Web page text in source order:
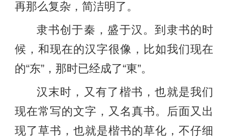
再那么复杂，简洁明了。
隶书创于秦，盛于汉。到隶书的时
候，和现在的汉字很像，比如我们现在
的“东”，那时已经成了“東”。
汉末时，又有了楷书，也就是我们
现在常写的文字，又名真书。后面又出
现了草书，也就是楷书的草化，不仔细